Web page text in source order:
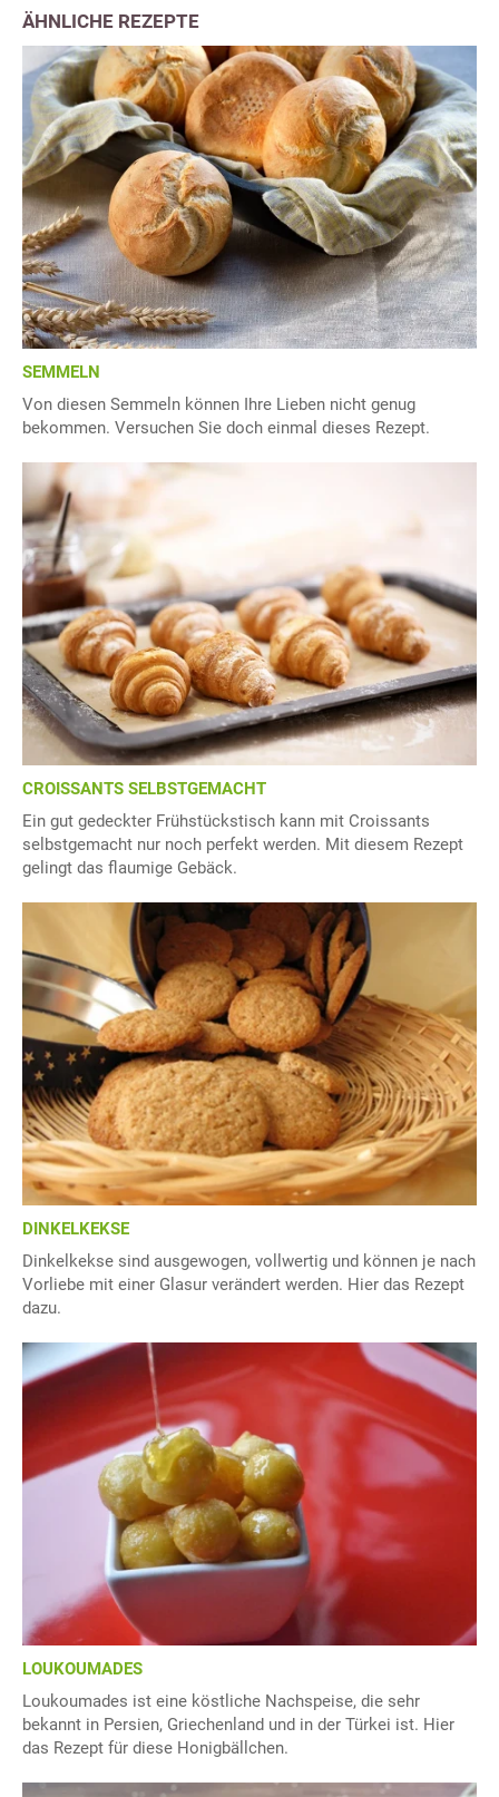
ÄHNLICHE REZEPTE
SEMMELN
Von diesen Semmeln können Ihre Lieben nicht genug
bekommen. Versuchen Sie doch einmal dieses Rezept.
CROISSANTS SELBSTGEMACHT
Ein gut gedeckter Frühstückstisch kann mit Croissants
selbstgemacht nur noch perfekt werden. Mit diesem Rezept
gelingt das flaumige Gebäck.
DINKELKEKSE
Dinkelkekse sind ausgewogen, vollwertig und können je nach
Vorliebe mit einer Glasur verändert werden. Hier das Rezept
dazu.
LOUKOUMADES
Loukoumades ist eine köstliche Nachspeise, die sehr
bekannt in Persien, Griechenland und in der Türkei ist. Hier
das Rezept für diese Honigbällchen.